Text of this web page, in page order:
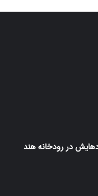
در رودخانه هند